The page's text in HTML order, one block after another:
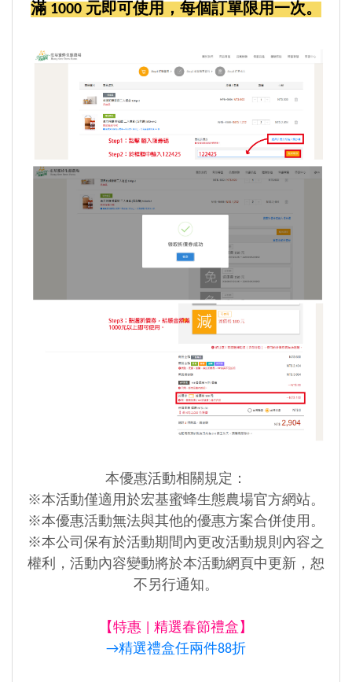
滿 1000 元即可使用，每個訂單限用一次。
本優惠活動相關規定：
※本活動僅適用於宏基蜜蜂生態農場官方網站。
※本優惠活動無法與其他的優惠方案合併使用。
※本公司保有於活動期間內更改活動規則內容之
權利，活動內容變動將於本活動網頁中更新，恕
不另行通知。
【特惠 精選春節禮盒 】
→精選禮盒任兩件88折